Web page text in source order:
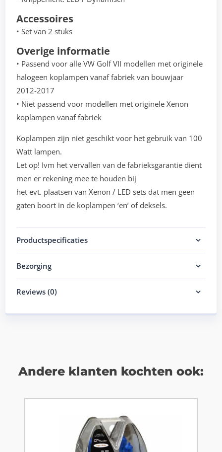
Accessoires
• Set van 2 stuks
Overige informatie
• Passend voor alle VW Golf VII modellen met originele
halogeen koplampen vanaf fabriek van bouwjaar
2012-2017
• Niet passend voor modellen met originele Xenon
koplampen vanaf fabriek
Koplampen zijn niet geschikt voor het gebruik van 100
Watt lampen.
Let op! Ivm het vervallen van de fabrieksgarantie dient
men er rekening mee te houden bij
het evt. plaatsen van Xenon / LED sets dat men geen
gaten boort in de koplampen ‘en’ of deksels.
Productspecificaties
Bezorging
Reviews (0)
Andere klanten kochten ook: